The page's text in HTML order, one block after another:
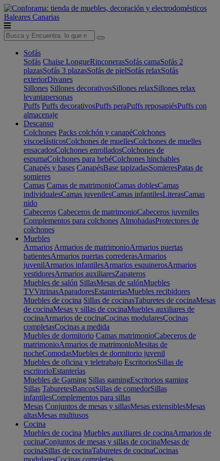
Baleares Canarias
Sofás
Sofás Chaise LongueRinconerasSofás camaSofás 2
plazasSofás 3 plazasSofás de pielSofás relaxSofás
exteriorDivanes
Sillones Sillones decorativosSillones relaxSillones relax
levantapersonas
Puffs Puffs decorativosPuffs peraPuffs reposapiésPuffs con
almacenaje
Descanso
Colchones Packs colchón y canapéColchones
viscoelásticosColchones de muellesColchones de muelles
ensacadosColchones enrolladosColchones de
espumaColchones para bebéColchones hinchables
Canapés y bases CanapésBase tapizadasSomieresPatas de
somieres
Camas Camas de matrimonioCamas doblesCamas
individualesCamas juvenilesCamas infantilesLiterasCamas
nido
Cabeceros Cabeceros de matrimonioCabeceros juveniles
Complementos para colchones AlmohadasProtectores de
colchones
Muebles
Armarios Armarios de matrimonioArmarios puertas
batientesArmarios puertas correderasArmarios
juvenilArmarios infantilesArmarios esquinerosArmarios
vestidoresArmarios auxiliaresZapateros
Muebles de salón SillasMesas de salónMuebles
TVVitrinasAparadoresEstanteriasMuebles recibidores
Muebles de cocina Sillas de cocinasTaburetes de cocinaMesas
de cocinaMesas y sillas de cocinaMuebles auxiliares de
cocinaArmarios de cocinaCocinas modularesCocinas
completasCocinas a medida
Muebles de dormitorio Camas matrimonioCabeceros de
matrimonioArmarios de matrimonioMesitas de
nocheComodasMuebles de dormitorio juvenil
Muebles de oficina y teletrabajo EscritoriosSillas de
escritorioEstanterías
Muebles de Gaming Sillas gamingEscritorios gaming
Sillas TaburetesBancosSillas de comedorSillas
infantilesComplementos para sillas
Mesas Conjuntos de mesas y sillasMesas extensiblesMesas
altasMesas multiusos
Cocina
Muebles de cocina Muebles auxiliares de cocinaArmarios de
cocinaConjuntos de mesas y sillas de cocinaMesas de
cocinaSillas de cocinaTaburetes de cocinaCocinas
modularesCocinas completas